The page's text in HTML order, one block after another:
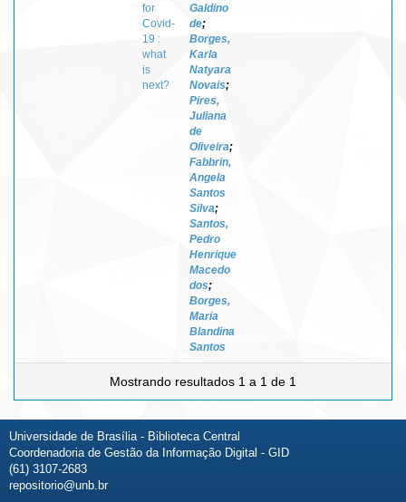
for
Covid-
19 :
what
is
next?
Galdino
de;
Borges,
Karla
Natyara
Novais;
Pires,
Juliana
de
Oliveira;
Fabbrin,
Angela
Santos
Silva;
Santos,
Pedro
Henrique
Macedo
dos;
Borges,
Maria
Blandina
Santos
Mostrando resultados 1 a 1 de 1
Universidade de Brasília - Biblioteca Central
Coordenadoria de Gestão da Informação Digital - GID
(61) 3107-2683
repositorio@unb.br